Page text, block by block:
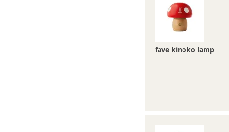
fave kinoko lamp